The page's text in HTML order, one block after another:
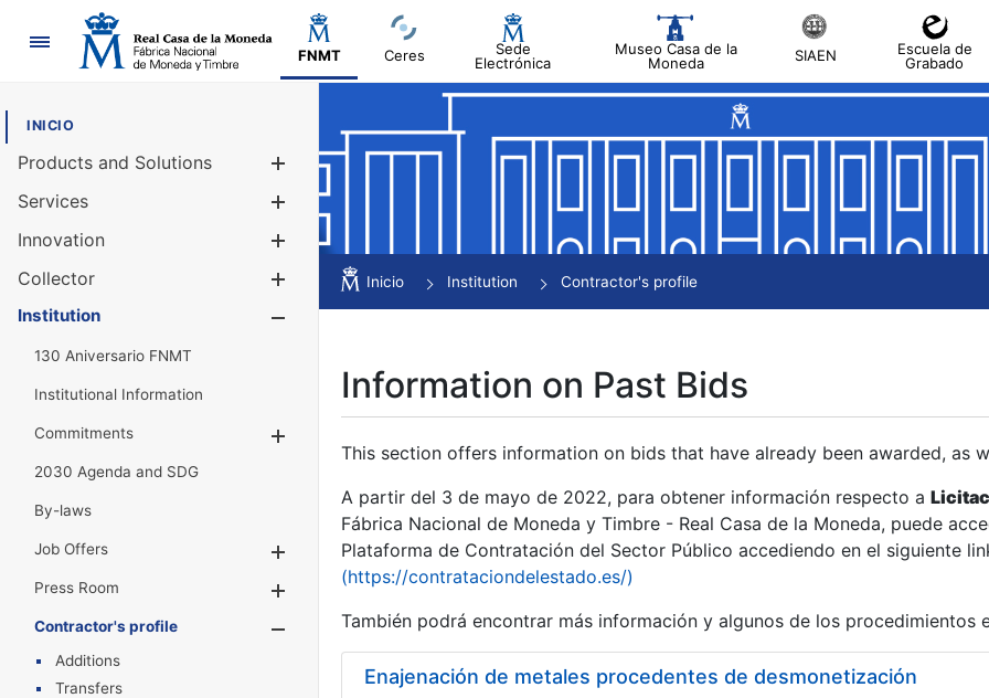
Navigation
FNMT Ceres
Sede
Electrónica
Museo Casa de la
Moneda
SIAEN
Escuela de
Grabado
INICIO
Products and Solutions
Services
Innovation
Collector
Show/Hide
Institution
130 Aniversario FNMT
Institutional Information
Commitments
2030 Agenda and SDG
By-laws
Job Offers
Show/Hide
Press Room
Show/Hide
Contractor's profile
Show/Hide
Additions
Transfers
Inicio Institution Contractor's profile
Information on Past Bids
This section offers information on bids that have already been awarded, as
A partir del 3 de mayo de 2022, para obtener información respecto a
Fábrica Nacional de Moneda y Timbre - Real Casa de la Moneda, puede
Plataforma de Contratación del Sector Público accediendo en el siguiente
(https://contrataciondelestado.es/)
También podrá encontrar más información y algunos de los procedimientos
Enajenación de metales procedentes de desmonetización